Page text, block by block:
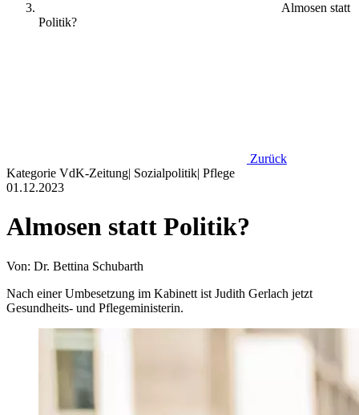
Almosen statt
Politik?
Zurück
Kategorie VdK-Zeitung| Sozialpolitik| Pflege
01.12.2023
Almosen statt Politik?
Von: Dr. Bettina Schubarth
Nach einer Umbesetzung im Kabinett ist Judith Gerlach jetzt
Gesundheits- und Pflegeministerin.